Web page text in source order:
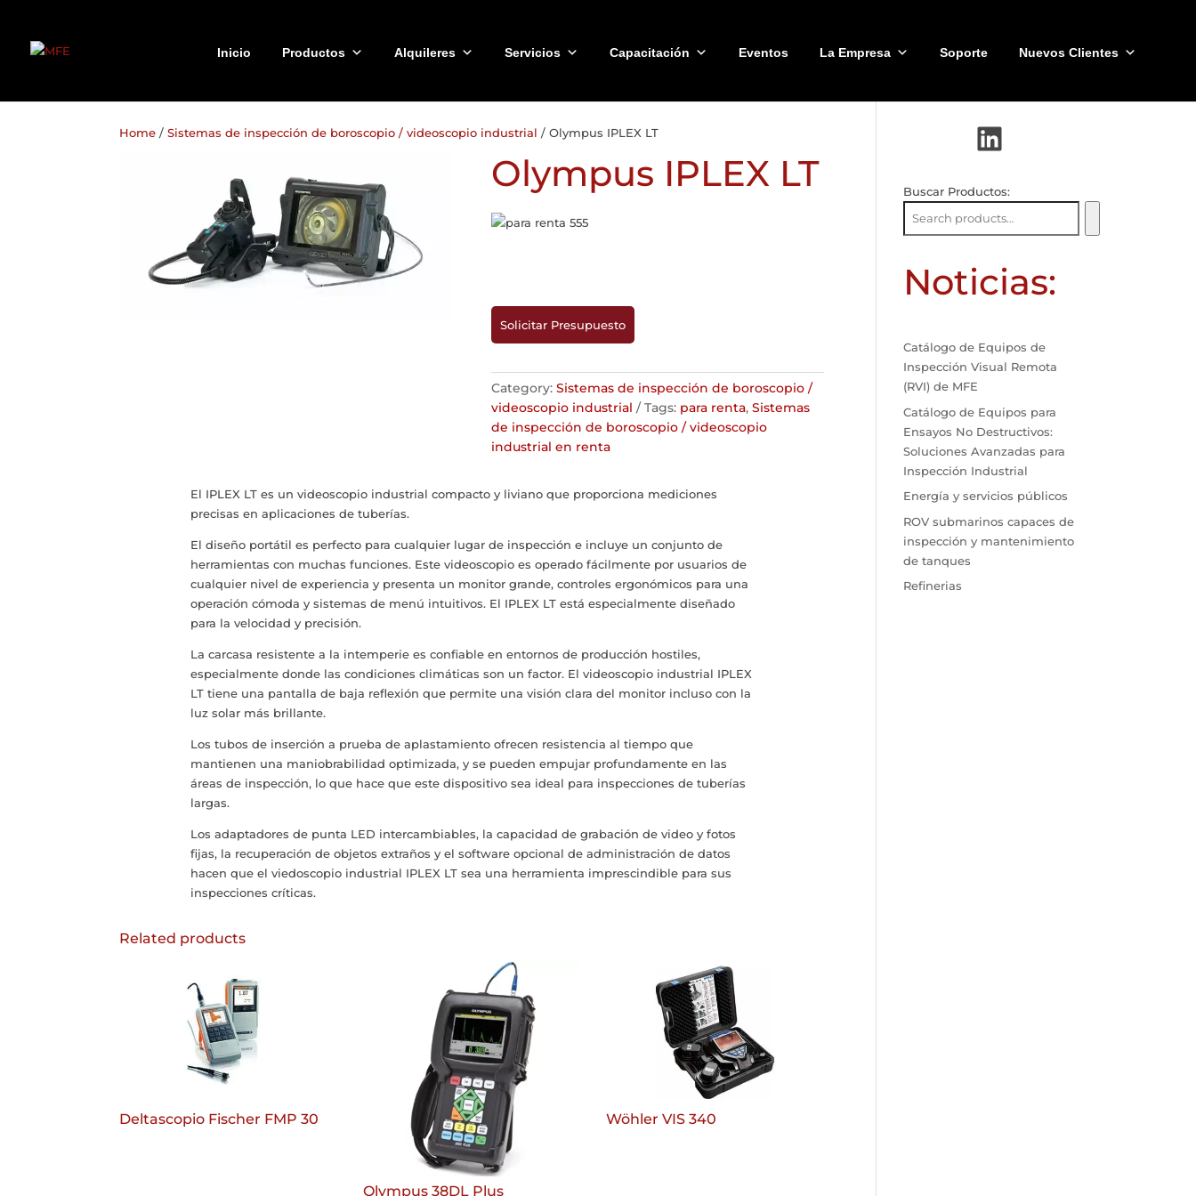
Inicio Productos Alquileres Servicios Capacitación Eventos La Empresa Soporte Nuevos Clientes
Home /Sistemas de inspección de boroscopio / videoscopio industrial / Olympus IPLEX LT
Olympus IPLEX LT
Solicitar Presupuesto
Category: Sistemas de inspección de boroscopio /
videoscopio industrial
Tags: para renta, Sistemas
de inspección de boroscopio / videoscopio
industrial en renta
El IPLEX LT es un videoscopio industrial compacto y liviano que proporciona mediciones
precisas en aplicaciones de tuberías.
El diseño portátil es perfecto para cualquier lugar de inspección e incluye un conjunto de
herramientas con muchas funciones. Este videoscopio es operado fácilmente por usuarios de
cualquier nivel de experiencia y presenta un monitor grande, controles ergonómicos para una
operación cómoda y sistemas de menú intuitivos. El IPLEX LT está especialmente diseñado
para la velocidad y precisión.
La carcasa resistente a la intemperie es confiable en entornos de producción hostiles,
especialmente donde las condiciones climáticas son un factor. El videoscopio industrial IPLEX
LT tiene una pantalla de baja reflexión que permite una visión clara del monitor incluso con la
luz solar más brillante.
Los tubos de inserción a prueba de aplastamiento ofrecen resistencia al tiempo que
mantienen una maniobrabilidad optimizada, y se pueden empujar profundamente en las
áreas de inspección, lo que hace que este dispositivo sea ideal para inspecciones de tuberías
largas.
Los adaptadores de punta LED intercambiables, la capacidad de grabación de video y fotos
fijas, la recuperación de objetos extraños y el software opcional de administración de datos
hacen que el viedoscopio industrial IPLEX LT sea una herramienta imprescindible para sus
inspecciones críticas.
Related products
Deltascopio Fischer FMP 30
Olympus 38DL Plus
Wöhler VIS 340
LinkedIn
Buscar Productos:
Noticias:
Catálogo de Equipos de
Inspección Visual Remota
(RVI) de MFE
Catálogo de Equipos para
Ensayos No Destructivos:
Soluciones Avanzadas para
Inspección Industrial
Energía y servicios públicos
ROV submarinos capaces de
inspección y mantenimiento
de tanques
Refinerias